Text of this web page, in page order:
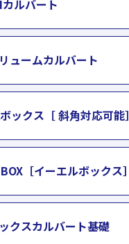
カルバート
ュームカルバート
ックス［ 斜角対応可能］
［イーエルボックス］
クスカルバート基礎